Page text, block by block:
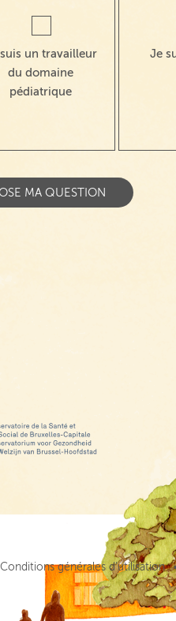
un travailleur
du domaine
pédiatrique
Je
Conditions générales d’utilisation